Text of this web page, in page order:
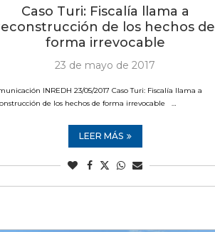
Caso Turi: Fiscalía llama a
de los hechos de
forma irrevocable
23 de mayo de 2017
INREDH 23/05/2017 Caso Turi: Fiscalía llama a
de los hechos de forma irrevocable …
LEER MÁS